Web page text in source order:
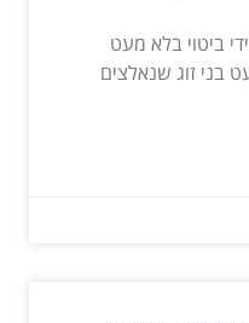
ביטוי בלא מעט
בני זוג שנאלצים